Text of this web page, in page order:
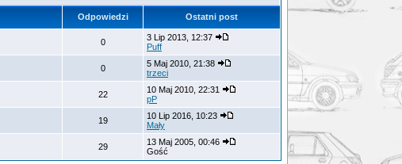
Odpowiedzi Ostatni post
0
3 Lip 2013, 12:37
Puff
0
5 Maj 2010, 21:38
trzeci
22
10 Maj 2010, 22:31
pP
19
10 Lip 2016, 10:23
Mały
29
13 Maj 2005, 00:46
Gość